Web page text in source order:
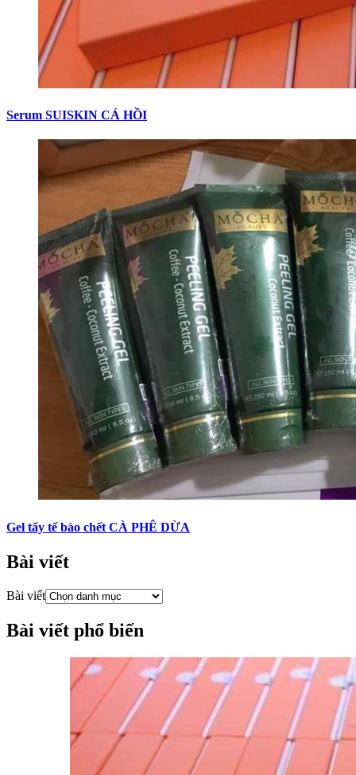
Serum SUISKIN CÁ HỒI
Gel tẩy tế bào chết CÀ PHÊ DỪA
Bài viết
Bài viết
Bài viết phổ biến